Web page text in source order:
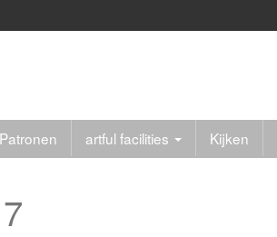
Patronen artful facilities Kijken